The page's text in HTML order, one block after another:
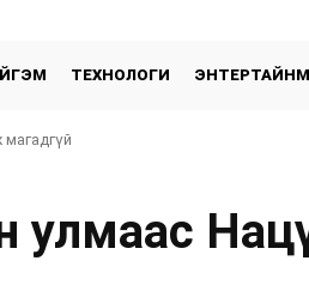
ТЕХНОЛОГИ
улмаас